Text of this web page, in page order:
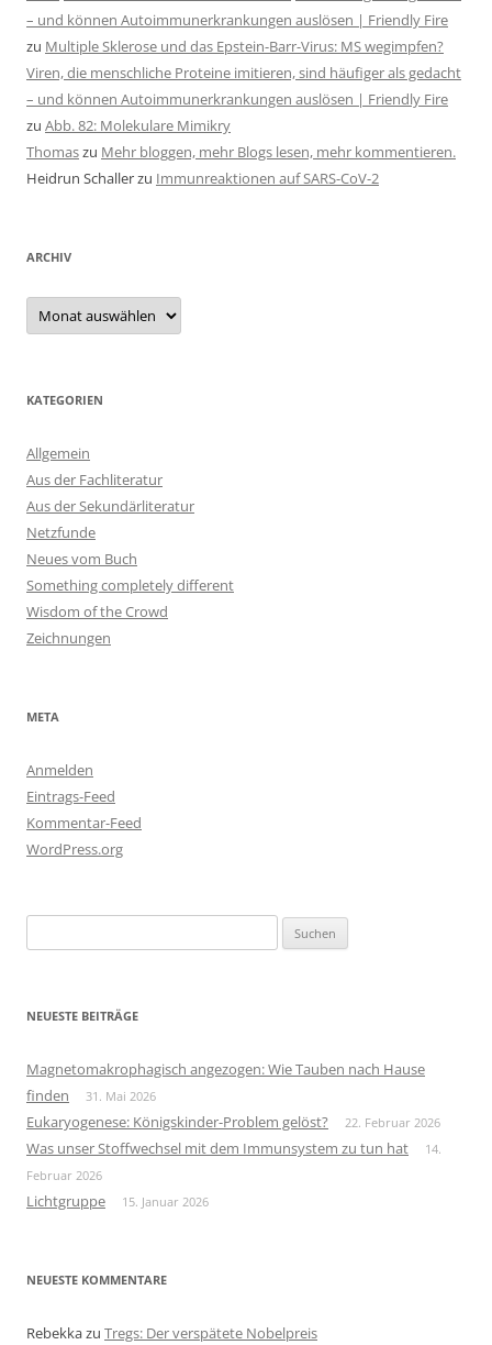
– und können Autoimmunerkrankungen auslösen | Friendly Fire
zu Multiple Sklerose und das Epstein-Barr-Virus: MS wegimpfen?
Viren, die menschliche Proteine imitieren, sind häufiger als gedacht
– und können Autoimmunerkrankungen auslösen | Friendly Fire
zu Abb. 82: Molekulare Mimikry
Thomaszu Mehr bloggen, mehr Blogs lesen, mehr kommentieren.
Heidrun Schallerzu Immunreaktionen auf SARS-CoV-2
ARCHIV
Archiv
KATEGORIEN
Allgemein
Aus der Fachliteratur
Aus der Sekundärliteratur
Netzfunde
Neues vom Buch
Something completely different
Wisdom of the Crowd
Zeichnungen
META
Anmelden
Eintrags-Feed
Kommentar-Feed
WordPress.org
nach:
NEUESTE BEITRÄGE
Magnetomakrophagisch angezogen: Wie Tauben nach Hause
finden
31. Mai 2026
Eukaryogenese: Königskinder-Problem gelöst? 22. Februar 2026
Was unser Stoffwechsel mit dem Immunsystem zu tun hat
14.
Februar 2026
Lichtgruppe 15. Januar 2026
NEUESTE KOMMENTARE
Rebekkazu Tregs: Der verspätete Nobelpreis